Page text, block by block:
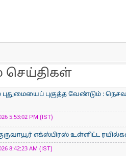
செய்திகள்
புகுத்த வேண்டும் :
PM (IST)
குருவாயூர் எக்ஸ்பிரஸ் உள்ளிட்ட
AM (IST)